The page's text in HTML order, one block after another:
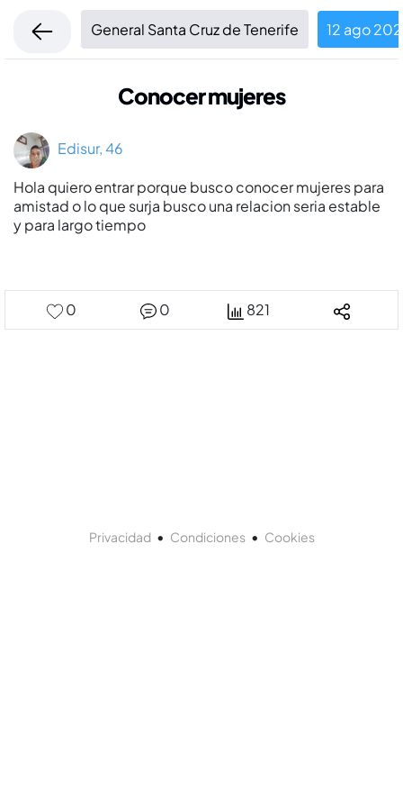
General Santa Cruz de Tenerife 12 ago
Conocer mujeres
Edisur, 46
Hola quiero entrar porque busco conocer mujeres para
amistad o lo que surja busco una relacion seria estable
y para largo tiempo
0 0 821
Privacidad• Condiciones• Cookies